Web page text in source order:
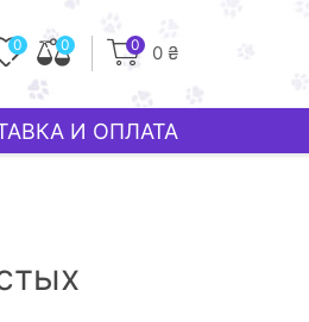
0 0 0 0 ₴
И ОПЛАТА